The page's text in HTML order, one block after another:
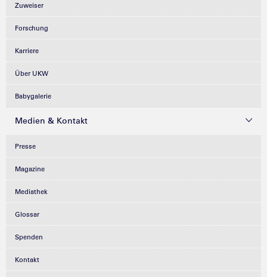
Zuweiser
Forschung
Karriere
Über UKW
Babygalerie
Medien & Kontakt
Presse
Magazine
Mediathek
Glossar
Spenden
Kontakt